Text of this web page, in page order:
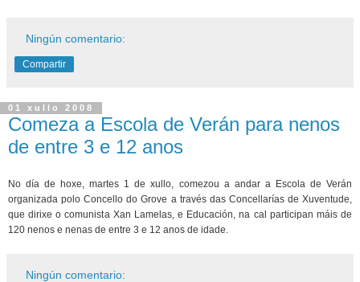
Ningún comentario:
Compartir
01 xullo 2008
Comeza a Escola de Verán para nenos
de entre 3 e 12 anos
No día de hoxe, martes 1 de xullo, comezou a andar a Escola de Verán
organizada polo Concello do Grove a través das Concellarías de Xuventude,
que dirixe o comunista Xan Lamelas, e Educación, na cal participan máis de
120 nenos e nenas de entre 3 e 12 anos de idade.
Ningún comentario: